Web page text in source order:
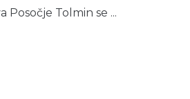
Tolmin se ...